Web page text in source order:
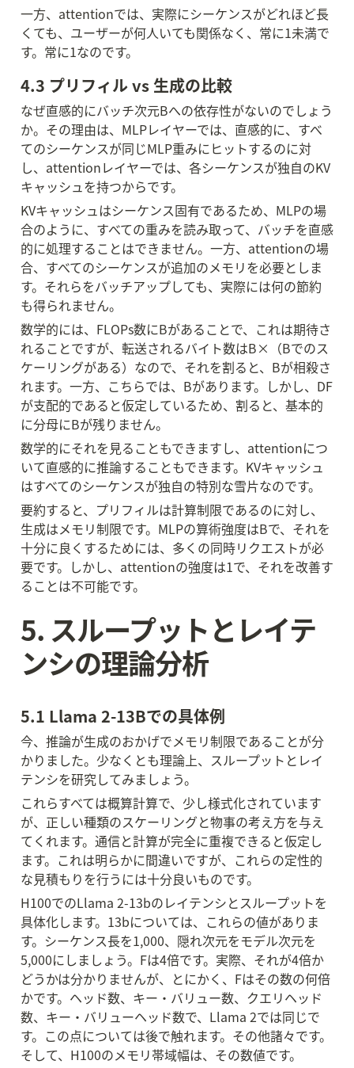
一方、attentionでは、実際にシーケンスがどれほど長
くても、ユーザーが何人いても関係なく、常に1未満で
す。常に1なのです。
4.3 プリフィル vs 生成の比較
なぜ直感的にバッチ次元Bへの依存性がないのでしょう
か。その理由は、MLPレイヤーでは、直感的に、すべ
てのシーケンスが同じMLP重みにヒットするのに対
し、attentionレイヤーでは、各シーケンスが独自のKV
キャッシュを持つからです。
KVキャッシュはシーケンス固有であるため、MLPの場
合のように、すべての重みを読み取って、バッチを直感
的に処理することはできません。一方、attentionの場
合、すべてのシーケンスが追加のメモリを必要としま
す。それらをバッチアップしても、実際には何の節約
も得られません。
数学的には、FLOPs数にBがあることで、これは期待さ
れることですが、転送されるバイト数はB×（Bでのス
ケーリングがある）なので、それを割ると、Bが相殺さ
れます。一方、こちらでは、Bがあります。しかし、DF
が支配的であると仮定しているため、割ると、基本的
に分母にBが残りません。
数学的にそれを見ることもできますし、attentionにつ
いて直感的に推論することもできます。KVキャッシュ
はすべてのシーケンスが独自の特別な雪片なのです。
要約すると、プリフィルは計算制限であるのに対し、
生成はメモリ制限です。MLPの算術強度はBで、それを
十分に良くするためには、多くの同時リクエストが必
要です。しかし、attentionの強度は1で、それを改善す
ることは不可能です。
5. スループットとレイテ
ンシの理論分析
5.1 Llama 2-13Bでの具体例
今、推論が生成のおかげでメモリ制限であることが分
かりました。少なくとも理論上、スループットとレイ
テンシを研究してみましょう。
これらすべては概算計算で、少し様式化されています
が、正しい種類のスケーリングと物事の考え方を与え
てくれます。通信と計算が完全に重複できると仮定し
ます。これは明らかに間違いですが、これらの定性的
な見積もりを行うには十分良いものです。
H100でのLlama 2-13bのレイテンシとスループットを
具体化します。13bについては、これらの値がありま
す。シーケンス長を1,000、隠れ次元をモデル次元を
5,000にしましょう。Fは4倍です。実際、それが4倍か
どうかは分かりませんが、とにかく、Fはその数の何倍
かです。ヘッド数、キー・バリュー数、クエリヘッド
数、キー・バリューヘッド数で、Llama 2では同じで
す。この点については後で触れます。その他諸々です。
そして、H100のメモリ帯域幅は、その数値です。